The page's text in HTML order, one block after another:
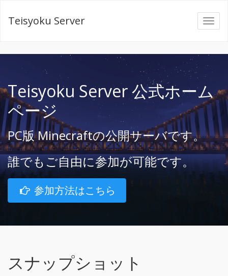
Teisyoku Server
Teisyoku Server 公式ホーム
ページ
PC版 Minecraftの公開サーバです。
誰でもご自由に参加が可能です。
参加方法はこちら
スナップショット